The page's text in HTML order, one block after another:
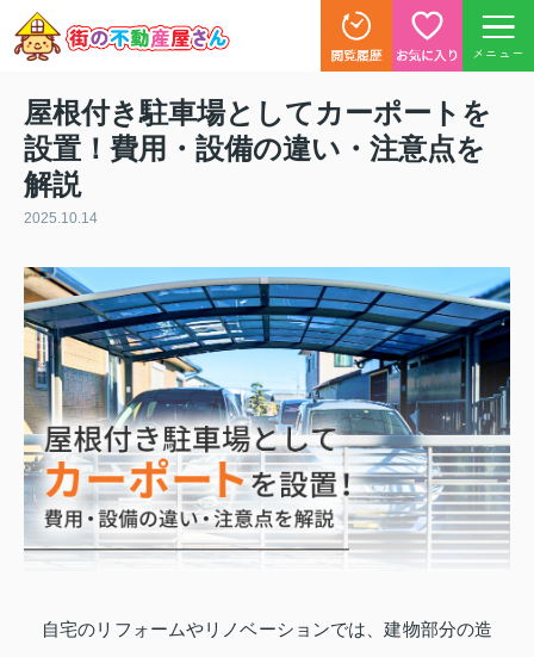
メニュー
屋根付き駐車場としてカーポートを
設置！費用・設備の違い・注意点を
解説
2025.10.14
自宅のリフォームやリノベーションでは、建物部分の造